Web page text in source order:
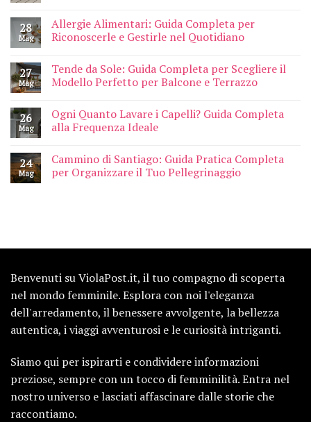
28
Mag
Allergie Alimentari: Guida Completa per
Riconoscerle e Gestirle nel Quotidiano
27
Mag
Tende da Sole: Guida Completa per Scegliere il
Modello Perfetto per Balcone e Terrazzo
26
Mag
Ogni Quanto Lavare i Capelli? Guida Completa
alla Frequenza Ideale
24
Mag
Cammino di Santiago: Guida Pratica Completa
per Organizzare il Tuo Pellegrinaggio
Benvenuti su ViolaPost.it, il tuo compagno di scoperta
nel mondo femminile. Esplora con noi l'eleganza
dell'arredamento, il benessere avvolgente, la bellezza
autentica, i viaggi avventurosi e le curiosità intriganti.
Siamo qui per ispirarti e condividere informazioni
preziose, sempre con un tocco di femminilità. Entra nel
nostro universo e lasciati affascinare dalle storie che
raccontiamo.